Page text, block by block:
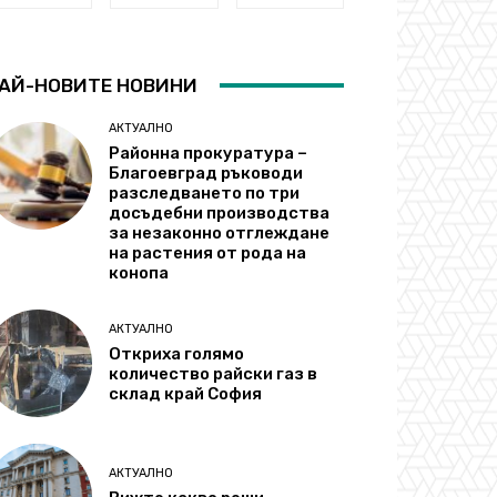
НОВИТЕ НОВИНИ
АКТУАЛНО
Районна прокуратура –
Благоевград ръководи
разследването по три
досъдебни производства
за незаконно отглеждане
на растения от рода на
конопа
АКТУАЛНО
Откриха голямо
количество райски газ в
склад край София
АКТУАЛНО